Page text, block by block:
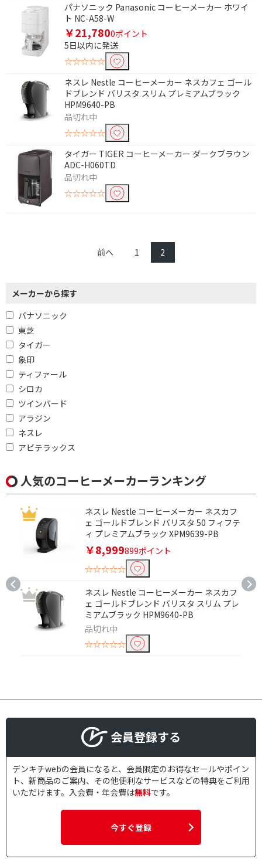
パナソニック Panasonic コーヒーメーカー ホワイ
ト NC-A58-W
￥21,7800ポイント
5日以内に発送
☆☆☆☆☆
ネスレ Nestle コーヒーメーカー ネスカフェ ゴール
ドブレンド バリスタ スリム プレミアムブラック
HPM9640-PB
品切れ中
☆☆☆☆☆
タイガー TIGER コーヒーメーカー ダークブラウン
ADC-H060TD
品切れ中
☆☆☆☆☆
前へ 1 2
メーカーから探す
パナソニック
東芝
タイガー
象印
ティファール
シロカ
ツインバード
アラジン
ネスレ
アビテラックス
タイマーで絞り込む
有
タイプで絞り込む
全自動
ミル付き
ミルなし
容量(ドリップ時最大カップ数)で絞り込む
1杯
3～4杯
5～6杯
フィルタータイプで絞り込む
ステンレス
着脱式タンクで絞り込む
浄水機能で絞り込む
人気のコーヒーメーカーランキング
ネスレ Nestle コーヒーメーカー ネスカフ
ェ ゴールドブレンド バリスタ 50 フィフテ
ィ プレミアムブラック XPM9639-PB
￥8,999899ポイント
☆☆☆☆☆
ネスレ Nestle コーヒーメーカー ネスカフ
ェ ゴールドブレンド バリスタ スリム プレ
ミアムブラック HPM9640-PB
品切れ中
☆☆☆☆☆
会員登録する
デンキチwebの会員になると、会員限定のお得なセールやポイン
ト、新商品のご案内、その他便利なサービスなどの特典をご利用
いただけます。入会費・年会費は無料です。
今すぐ登録